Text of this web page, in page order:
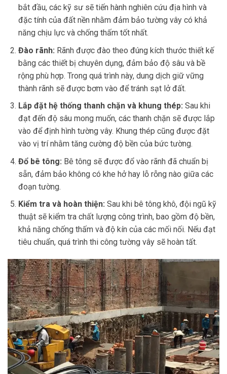
bắt đầu, các kỹ sư sẽ tiến hành nghiên cứu địa hình và
đặc tính của đất nền nhằm đảm bảo tường vây có khả
năng chịu lực và chống thấm tốt nhất.
Đào rãnh: Rãnh được đào theo đúng kích thước thiết kế
bằng các thiết bị chuyên dụng, đảm bảo độ sâu và bề
rộng phù hợp. Trong quá trình này, dung dịch giữ vững
thành rãnh sẽ được bơm vào để tránh sạt lở đất.
Lắp đặt hệ thống thanh chặn và khung thép: Sau khi
đạt đến độ sâu mong muốn, các thanh chặn sẽ được lắp
vào để định hình tường vây. Khung thép cũng được đặt
vào vị trí nhằm tăng cường độ bền của bức tường.
Đổ bê tông: Bê tông sẽ được đổ vào rãnh đã chuẩn bị
sẵn, đảm bảo không có khe hở hay lỗ rỗng nào giữa các
đoạn tường.
Kiểm tra và hoàn thiện: Sau khi bê tông khô, đội ngũ kỹ
thuật sẽ kiểm tra chất lượng công trình, bao gồm độ bền,
khả năng chống thấm và độ kín của các mối nối. Nếu đạt
tiêu chuẩn, quá trình thi công tường vây sẽ hoàn tất.